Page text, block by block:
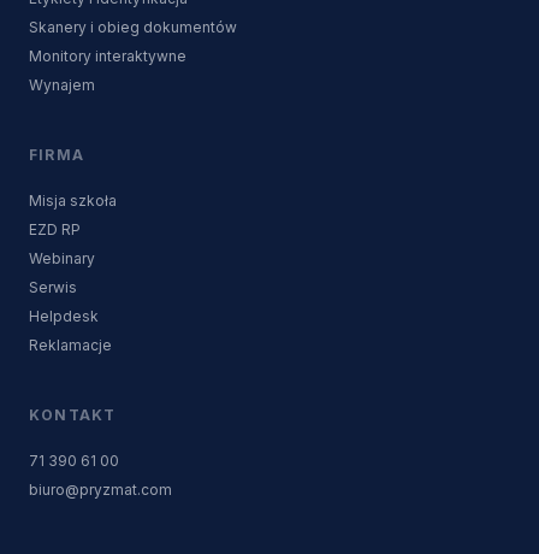
Skanery i obieg dokumentów
Monitory interaktywne
Wynajem
FIRMA
Misja szkoła
EZD RP
Webinary
Serwis
Helpdesk
Reklamacje
KONTAKT
71 390 61 00
biuro@pryzmat.com